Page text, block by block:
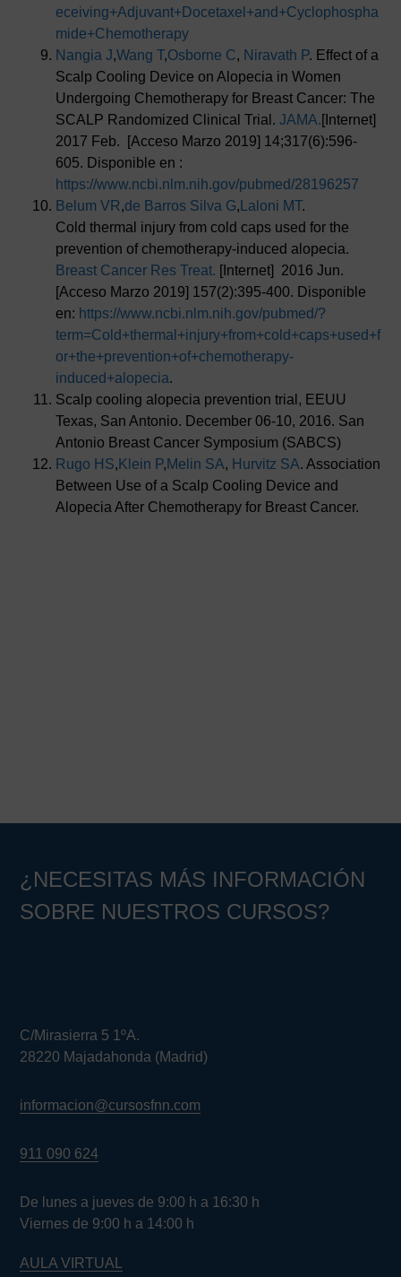
eceiving+Adjuvant+Docetaxel+and+Cyclophospha
mide+Chemotherapy
Nangia J,Wang T,Osborne C, Niravath P. Effect of a
Scalp Cooling Device on Alopecia in Women
Undergoing Chemotherapy for Breast Cancer: The
SCALP Randomized Clinical Trial.JAMA.[Internet]
2017 Feb. [Acceso Marzo 2019] 14;317(6):596-
605. Disponible en :
https://www.ncbi.nlm.nih.gov/pubmed/28196257
Belum VR,de Barros Silva G, Laloni MT.
Cold thermal injury from cold caps used for the
prevention of chemotherapy-induced alopecia.
Breast Cancer Res Treat. [Internet] 2016 Jun.
[Acceso Marzo 2019] 157(2):395-400. Disponible
en: https://www.ncbi.nlm.nih.gov/pubmed/?
term=Cold+thermal+injury+from+cold+caps+used+f
or+the+prevention+of+chemotherapy-
induced+alopecia.
Scalp cooling alopecia prevention trial, EEUU
Texas, San Antonio. December 06-10, 2016. San
Antonio Breast Cancer Symposium (SABCS)
Rugo HS, Klein P,Melin SA, Hurvitz SA. Association
Between Use of a Scalp Cooling Device and
Alopecia After Chemotherapy for Breast Cancer.
¿NECESITAS MÁS INFORMACIÓN
SOBRE NUESTROS CURSOS?
C/Mirasierra 5 1ºA.
28220 Majadahonda (Madrid)
informacion@cursosfnn.com
911 090 624
De lunes a jueves de 9:00 h a 16:30 h
Viernes de 9:00 h a 14:00 h
AULA VIRTUAL